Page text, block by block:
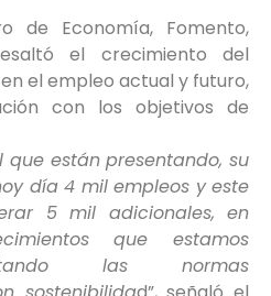
de Economía, Fomento,
el crecimiento del
el empleo actual y futuro,
con los objetivos de
que están presentando, su
día 4 mil empleos y este
5 mil adicionales, en
que estamos
las normas